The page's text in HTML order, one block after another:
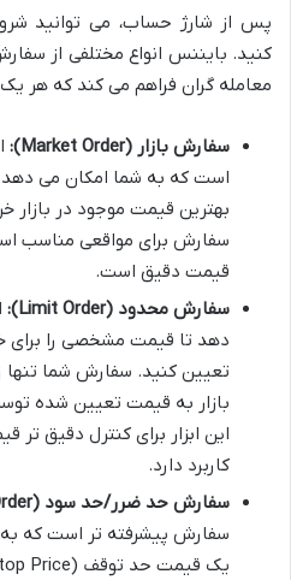
پس از شارژ حساب، می توانید
معامله گران فراهم می کند که هر
سفارش بازار (Market Order):
است که به شما امکان می دهد
بهترین قیمت موجود در بازار
سفارش برای مواقعی مناسب
قیمت دقیق است.
سفارش محدود (Limit Order):
دهد تا قیمت مشخصی را برای
تعیین کنید. سفارش شما تنها
بازار به قیمت تعیین شده
این ابزار برای کنترل دقیق تر
کاربرد دارد.
سفارش حد ضرر/حد سود (Stop-Limit Order):
سفارش پیشرفته تر است که